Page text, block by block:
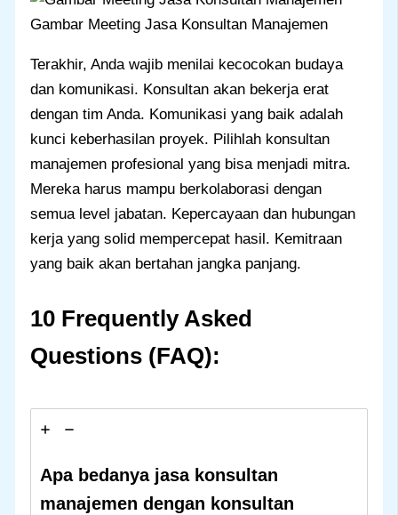
Gambar Meeting Jasa Konsultan Manajemen
Terakhir, Anda wajib menilai kecocokan budaya
dan komunikasi. Konsultan akan bekerja erat
dengan tim Anda. Komunikasi yang baik adalah
kunci keberhasilan proyek. Pilihlah konsultan
manajemen profesional yang bisa menjadi mitra.
Mereka harus mampu berkolaborasi dengan
semua level jabatan. Kepercayaan dan hubungan
kerja yang solid mempercepat hasil. Kemitraan
yang baik akan bertahan jangka panjang.
10 Frequently Asked
Questions (FAQ):
Apa bedanya jasa konsultan
manajemen dengan konsultan